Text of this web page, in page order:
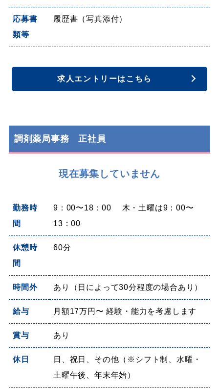
応募書
類等
履歴書（写真添付）
求人エントリーはこちら
調剤薬局事務 正社員
現在募集していません
勤務時
間
9：00〜18：00 木・土曜は9：00〜
13：00
休憩時
間
60分
時間外 あり（日によって30分程度の場合あり）
給与 月額17万円〜 経験・能力を考慮します
賞与 あり
休日
日、祝日、その他（※シフト制、水曜・
土曜午後、年末年始）